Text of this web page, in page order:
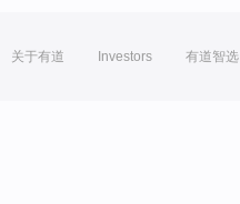
关于有道 Investors 有道智选